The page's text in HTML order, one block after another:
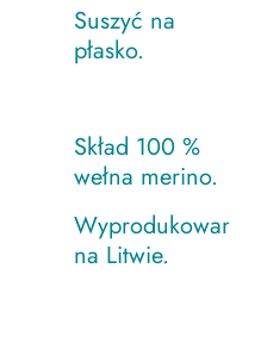
Suszyć na
płasko.
Skład 100 %
wełna merino.
Wyprodukowano
na Litwie.